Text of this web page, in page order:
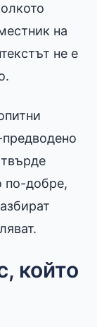
на
не е
по-добре,
който